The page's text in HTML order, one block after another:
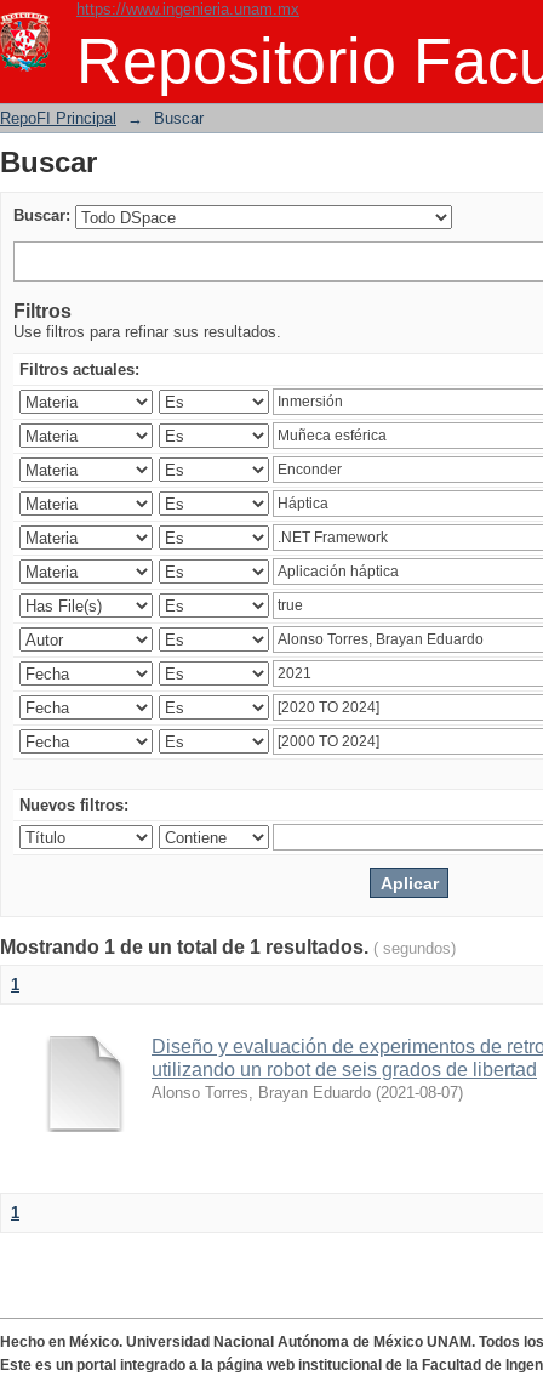
https://www.ingenieria.unam.mx
Repositorio
Buscar
RepoFI Principal → Buscar
Buscar
Buscar:
Filtros
Use filtros para refinar sus resultados.
Filtros actuales:
Nuevos filtros:
Mostrando 1 de un total de 1 resultados. ( segundos)
1
Diseño y evaluación de experimentos de
utilizando un robot de seis grados de libertad
Alonso Torres, Brayan Eduardo (2021-08-07)
1
Hecho en México. Universidad Nacional Autónoma de México UNAM. Todos
Este es un portal integrado a la página web institucional de la Facultad de